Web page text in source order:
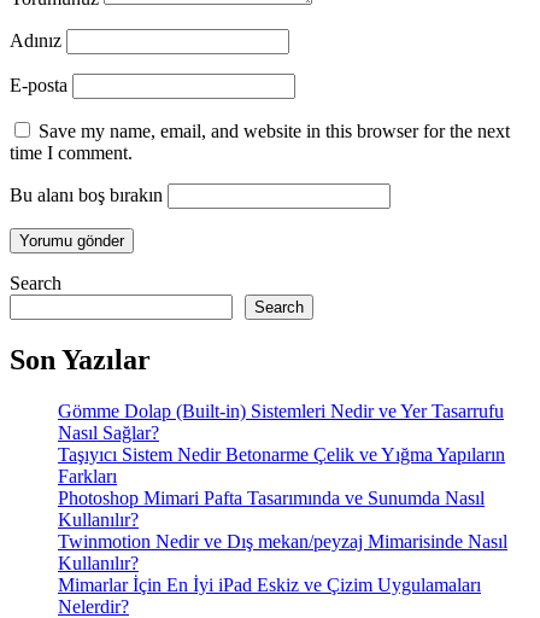
Adınız
E-posta
Save my name, email, and website in this browser for the next
time I comment.
Bu alanı boş bırakın
Search
Search
Son Yazılar
Gömme Dolap (Built-in) Sistemleri Nedir ve Yer Tasarrufu
Nasıl Sağlar?
Taşıyıcı Sistem Nedir Betonarme Çelik ve Yığma Yapıların
Farkları
Photoshop Mimari Pafta Tasarımında ve Sunumda Nasıl
Kullanılır?
Twinmotion Nedir ve Dış mekan/peyzaj Mimarisinde Nasıl
Kullanılır?
Mimarlar İçin En İyi iPad Eskiz ve Çizim Uygulamaları
Nelerdir?